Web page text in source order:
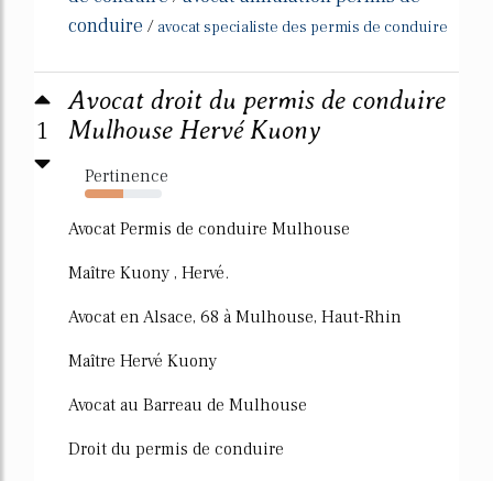
conduire / avocat specialiste des permis de conduire
1
Avocat droit du permis de conduire
Mulhouse Hervé Kuony
Pertinence
50%
Avocat Permis de conduire Mulhouse
Maître Kuony , Hervé.
Avocat en Alsace, 68 à Mulhouse, Haut-Rhin
Maître Hervé Kuony
Avocat au Barreau de Mulhouse
Droit du permis de conduire